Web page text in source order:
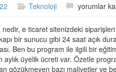
Teknoloji
e-
sitemizde
entegra
benzeri
otomasyon
programı
yorumlar
e ticaret sitenizdeki
bir sunucu gibi 24 saat açık
Ben bu program ile ilgili bir
aylık üyelik ücreti var. Özetle
gözükmeyen bazı maliyetler ve